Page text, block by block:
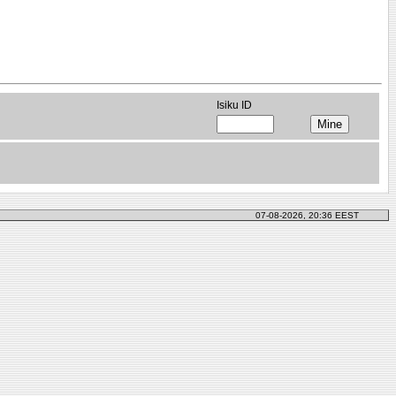
Isiku ID
07-08-2026, 20:36 EEST